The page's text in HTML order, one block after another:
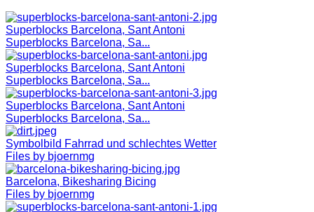
Superblocks Barcelona, Sant Antoni
Superblocks Barcelona, Sa...
Superblocks Barcelona, Sant Antoni
Superblocks Barcelona, Sa...
Superblocks Barcelona, Sant Antoni
Superblocks Barcelona, Sa...
Symbolbild Fahrrad und schlechtes Wetter
Files by bjoernmg
Barcelona, Bikesharing Bicing
Files by bjoernmg